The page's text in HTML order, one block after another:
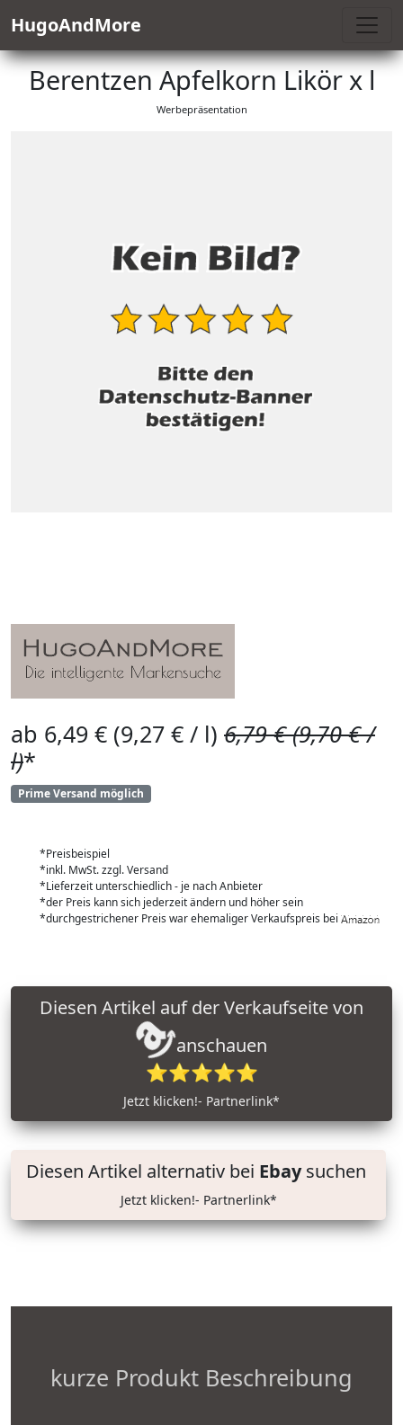
HugoAndMore
Berentzen Apfelkorn Likör x l
Werbepräsentation
ab 6,49 € (9,27 € / l) 6,79 € (9,70 € /
l)*
Prime Versand möglich
*Preisbeispiel
*inkl. MwSt. zzgl. Versand
*Lieferzeit unterschiedlich - je nach Anbieter
*der Preis kann sich jederzeit ändern und höher sein
*durchgestrichener Preis war ehemaliger Verkaufspreis bei
anschauen
⭐⭐⭐⭐⭐
Jetzt klicken!- Partnerlink*
Diesen Artikel alternativ bei Ebaysuchen
Jetzt klicken!- Partnerlink*
kurze Produkt Beschreibung